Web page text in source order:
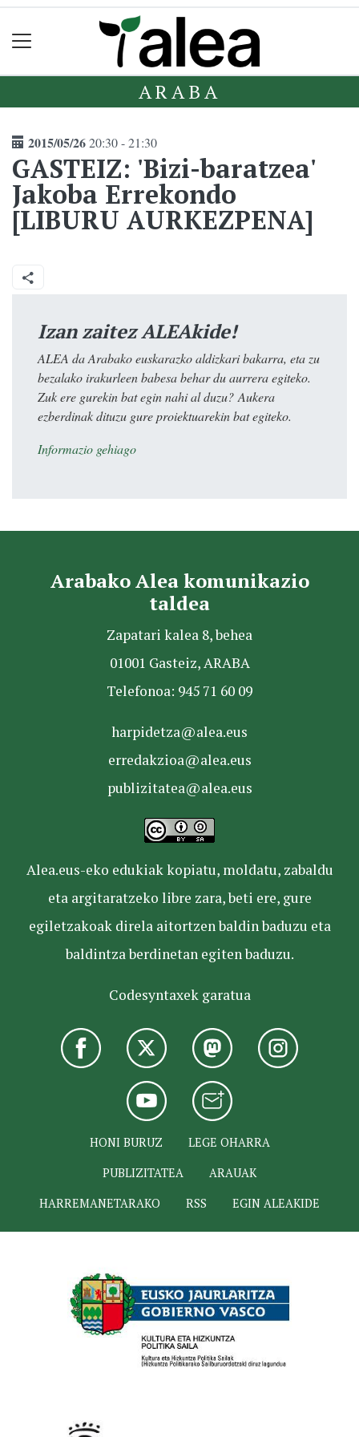
ARABA
2015/05/2620:30 - 21:30
GASTEIZ: 'Bizi-baratzea'
Jakoba Errekondo
[LIBURU AURKEZPENA]
Izan zaitez ALEAkide!
ALEA da Arabako euskarazko aldizkari bakarra, eta zu
bezalako irakurleen babesa behar du aurrera egiteko.
Zuk ere gurekin bat egin nahi al duzu? Aukera
ezberdinak dituzu gure proiektuarekin bat egiteko.
Informazio gehiago
Arabako Alea komunikazio
taldea
Zapatari kalea 8, behea
01001 Gasteiz, ARABA
Telefonoa: 945 71 60 09
harpidetza@alea.eus
erredakzioa@alea.eus
publizitatea@alea.eus
Alea.eus-eko edukiak kopiatu, moldatu, zabaldu
eta argitaratzeko libre zara, beti ere, gure
egiletzakoak direla aitortzen baldin baduzu eta
baldintza berdinetan egiten baduzu.
Codesyntaxek garatua
HONI BURUZ
LEGE OHARRA
PUBLIZITATEA
ARAUAK
HARREMANETARAKO
RSS EGIN ALEAKIDE